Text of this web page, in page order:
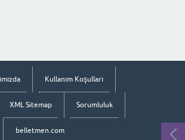
Kullanım Koşulları
XML Sitemap Sorumluluk
belletmen.com